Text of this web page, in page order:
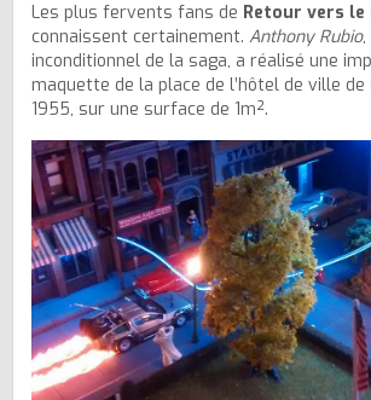
Les plus fervents fans de Retour vers
connaissent certainement. Anthony Rubio
inconditionnel de la saga, a réalisé une
maquette de la place de l’hôtel de ville de
1955, sur une surface de 1m².